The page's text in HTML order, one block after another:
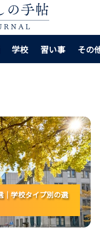
学校 習い事 その
7選｜学校タイプ別の
る！
｜学校タイプ別の選
｜学校タイプ別の選
｜学校タイプ別の選